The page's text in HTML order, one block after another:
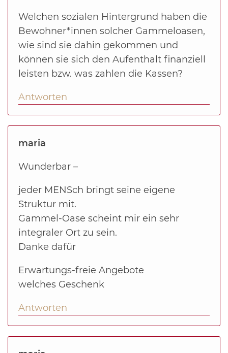
Welchen sozialen Hintergrund haben die
Bewohner*innen solcher Gammeloasen,
wie sind sie dahin gekommen und
können sie sich den Aufenthalt finanziell
leisten bzw. was zahlen die Kassen?
Antworten
maria
Wunderbar –
jeder MENSch bringt seine eigene
Struktur mit.
Gammel-Oase scheint mir ein sehr
integraler Ort zu sein.
Danke dafür
Erwartungs-freie Angebote
welches Geschenk
Antworten